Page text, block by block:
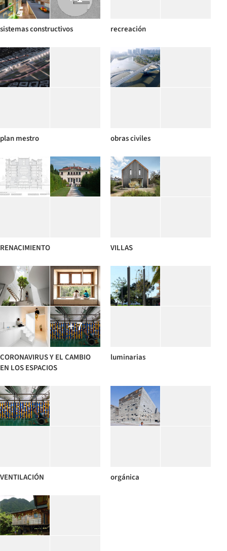
sistemas constructivos recreación
plan mestro obras civiles
RENACIMIENTO VILLAS
+ 7
CORONAVIRUS Y EL CAMBIO
EN LOS ESPACIOS
luminarias
VENTILACIÓN orgánica